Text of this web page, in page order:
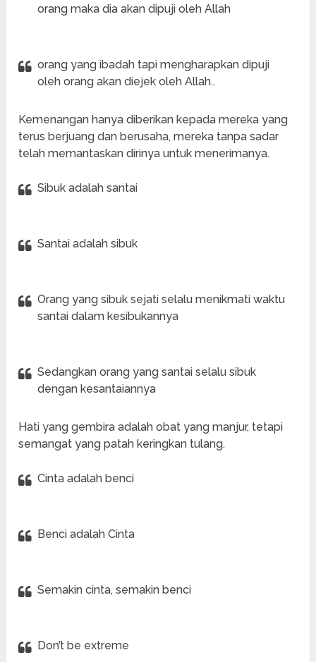
orang maka dia akan dipuji oleh Allah
orang yang ibadah tapi mengharapkan dipuji
oleh orang akan diejek oleh Allah..
Kemenangan hanya diberikan kepada mereka yang
terus berjuang dan berusaha, mereka tanpa sadar
telah memantaskan dirinya untuk menerimanya.
Sibuk adalah santai
Santai adalah sibuk
Orang yang sibuk sejati selalu menikmati waktu
santai dalam kesibukannya
Sedangkan orang yang santai selalu sibuk
dengan kesantaiannya
Hati yang gembira adalah obat yang manjur, tetapi
semangat yang patah keringkan tulang.
Cinta adalah benci
Benci adalah Cinta
Semakin cinta, semakin benci
Don’t be extreme